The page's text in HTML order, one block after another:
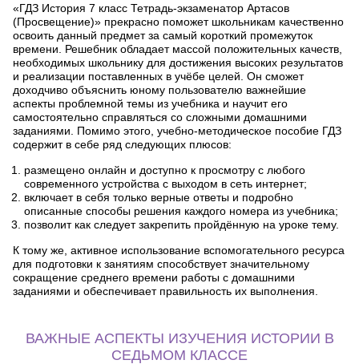
«ГДЗ История 7 класс Тетрадь-экзаменатор Артасов
(Просвещение)» прекрасно поможет школьникам качественно
освоить данный предмет за самый короткий промежуток
времени. Решебник обладает массой положительных качеств,
необходимых школьнику для достижения высоких результатов
и реализации поставленных в учёбе целей. Он сможет
доходчиво объяснить юному пользователю важнейшие
аспекты проблемной темы из учебника и научит его
самостоятельно справляться со сложными домашними
заданиями. Помимо этого, учебно-методическое пособие ГДЗ
содержит в себе ряд следующих плюсов:
размещено онлайн и доступно к просмотру с любого
современного устройства с выходом в сеть интернет;
включает в себя только верные ответы и подробно
описанные способы решения каждого номера из учебника;
позволит как следует закрепить пройдённую на уроке тему.
К тому же, активное использование вспомогательного ресурса
для подготовки к занятиям способствует значительному
сокращение среднего времени работы с домашними
заданиями и обеспечивает правильность их выполнения.
ВАЖНЫЕ АСПЕКТЫ ИЗУЧЕНИЯ ИСТОРИИ В
СЕДЬМОМ КЛАССЕ